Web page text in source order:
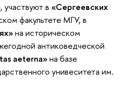
, участвуют в «Сергеевских
факультете МГУ, в
на историческом
антиковедческой
aeterna»на базе
унивеситета им.